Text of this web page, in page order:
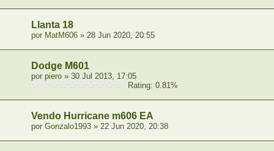
Llanta 18
por MatM606 » 28 Jun 2020, 20:55
Dodge M601
por piero » 30 Jul 2013, 17:05
Rating: 0.81%
Vendo Hurricane m606 EA
por Gonzalo1993 » 22 Jun 2020, 20:38